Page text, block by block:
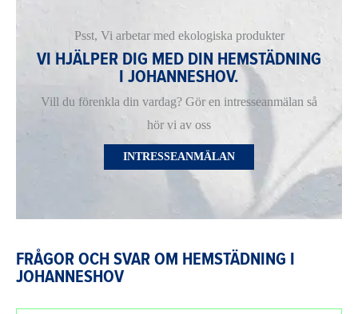
Psst, Vi arbetar med ekologiska produkter
VI HJÄLPER DIG MED DIN HEMSTÄDNING
I JOHANNESHOV.
Vill du förenkla din vardag? Gör en intresseanmälan så
hör vi av oss
INTRESSEANMÄLAN
FRÅGOR OCH SVAR OM HEMSTÄDNING I
JOHANNESHOV